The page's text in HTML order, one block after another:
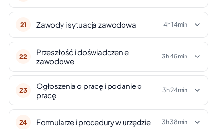
21 Zawody i sytuacja zawodowa 4h 14min
22
Przeszłość i doświadczenie
zawodowe
3h 45min
23
Ogłoszenia o pracę i podanie o
pracę
3h 24min
24 Formularze i procedury w urzędzie 3h 38min